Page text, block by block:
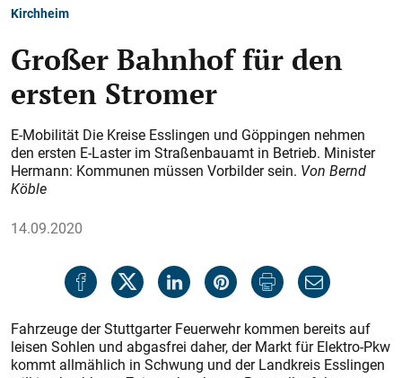
Kirchheim
Großer Bahnhof für den
ersten Stromer
E-Mobilität Die Kreise Esslingen und Göppingen nehmen
den ersten E-Laster im Straßenbauamt in Betrieb. Minister
Hermann: Kommunen müssen Vorbilder sein. Von Bernd
Köble
14.09.2020
Fahrzeuge der Stuttgarter Feuerwehr kommen bereits auf
leisen Sohlen und abgasfrei daher, der Markt für Elektro-Pkw
kommt allmählich in Schwung und der Landkreis Esslingen